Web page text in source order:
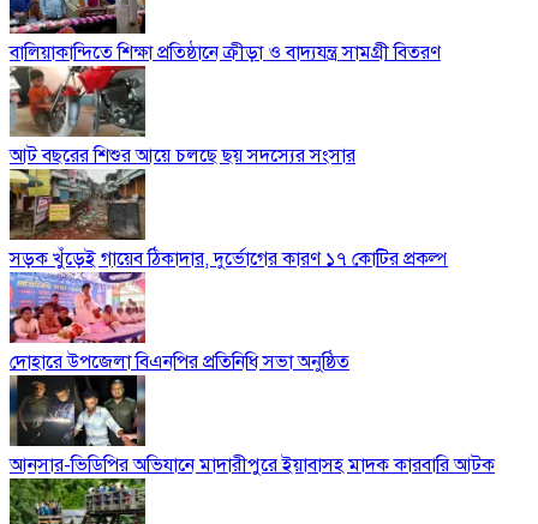
বালিয়াকান্দিতে শিক্ষা প্রতিষ্ঠানে ক্রীড়া ও বাদ্যযন্ত্র সামগ্রী বিতরণ
আট বছরের শিশুর আয়ে চলছে ছয় সদস্যের সংসার
সড়ক খুঁড়েই গায়েব ঠিকাদার, দুর্ভোগের কারণ ১৭ কোটির প্রকল্প
দোহারে উপজেলা বিএনপির প্রতিনিধি সভা অনুষ্ঠিত
আনসার-ভিডিপির অভিযানে মাদারীপুরে ইয়াবাসহ মাদক কারবারি আটক